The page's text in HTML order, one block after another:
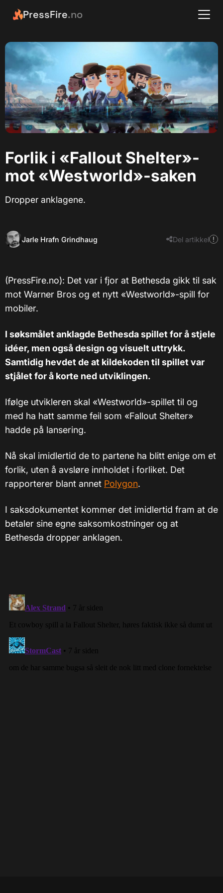
PressFire.no
Forlik i «Fallout Shelter»-
mot «Westworld»-saken
Dropper anklagene.
Jarle Hrafn Grindhaug Del artikkel
(PressFire.no): Det var i fjor at Bethesda gikk til sak
mot Warner Bros og et nytt «Westworld»-spill for
mobiler.
I søksmålet anklagde Bethesda spillet for å stjele
idéer, men også design og visuelt uttrykk.
Samtidig hevdet de at kildekoden til spillet var
stjålet for å korte ned utviklingen.
Ifølge utvikleren skal «Westworld»-spillet til og
med ha hatt samme feil som «Fallout Shelter»
hadde på lansering.
Nå skal imidlertid de to partene ha blitt enige om et
forlik, uten å avsløre innholdet i forliket. Det
rapporterer blant annet Polygon.
I saksdokumentet kommer det imidlertid fram at de
betaler sine egne saksomkostninger og at
Bethesda dropper anklagen.